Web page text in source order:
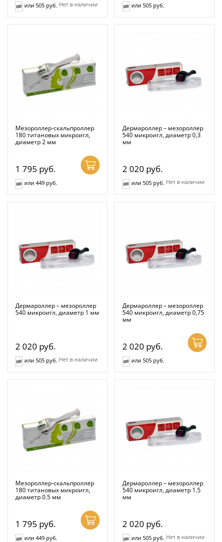
Нет в наличии
или 505 руб. или 505 руб.
Мезороллер-скальпроллер
180 титановых микроигл,
диаметр 2 мм
1 795 руб.
или 449 руб.
Дермароллер – мезороллер
540 микроигл, диаметр 0,3
мм
2 020 руб.
Нет в наличии
или 505 руб.
Дермароллер – мезороллер
540 микроигл, диаметр 1 мм
2 020 руб.
Нет в наличии
или 505 руб.
Дермароллер – мезороллер
540 микроигл, диаметр 0,75
мм
2 020 руб.
или 505 руб.
Мезороллер-скальпроллер
180 титановых микроигл,
диаметр 0.5 мм
1 795 руб.
или 449 руб.
Дермароллер – мезороллер
540 микроигл, диаметр 1.5
мм
2 020 руб.
Нет в наличии
или 505 руб.